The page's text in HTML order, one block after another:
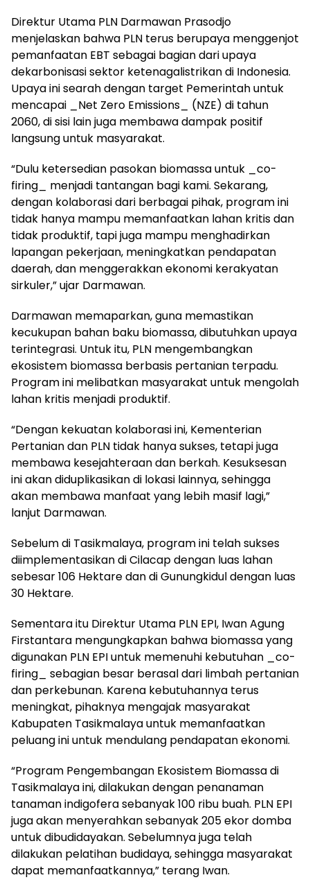
Direktur Utama PLN Darmawan Prasodjo
menjelaskan bahwa PLN terus berupaya menggenjot
pemanfaatan EBT sebagai bagian dari upaya
dekarbonisasi sektor ketenagalistrikan di Indonesia.
Upaya ini searah dengan target Pemerintah untuk
mencapai _Net Zero Emissions_ (NZE) di tahun
2060, di sisi lain juga membawa dampak positif
langsung untuk masyarakat.
“Dulu ketersedian pasokan biomassa untuk _co-
firing_ menjadi tantangan bagi kami. Sekarang,
dengan kolaborasi dari berbagai pihak, program ini
tidak hanya mampu memanfaatkan lahan kritis dan
tidak produktif, tapi juga mampu menghadirkan
lapangan pekerjaan, meningkatkan pendapatan
daerah, dan menggerakkan ekonomi kerakyatan
sirkuler,” ujar Darmawan.
Darmawan memaparkan, guna memastikan
kecukupan bahan baku biomassa, dibutuhkan upaya
terintegrasi. Untuk itu, PLN mengembangkan
ekosistem biomassa berbasis pertanian terpadu.
Program ini melibatkan masyarakat untuk mengolah
lahan kritis menjadi produktif.
“Dengan kekuatan kolaborasi ini, Kementerian
Pertanian dan PLN tidak hanya sukses, tetapi juga
membawa kesejahteraan dan berkah. Kesuksesan
ini akan diduplikasikan di lokasi lainnya, sehingga
akan membawa manfaat yang lebih masif lagi,”
lanjut Darmawan.
Sebelum di Tasikmalaya, program ini telah sukses
diimplementasikan di Cilacap dengan luas lahan
sebesar 106 Hektare dan di Gunungkidul dengan luas
30 Hektare.
Sementara itu Direktur Utama PLN EPI, Iwan Agung
Firstantara mengungkapkan bahwa biomassa yang
digunakan PLN EPI untuk memenuhi kebutuhan _co-
firing_ sebagian besar berasal dari limbah pertanian
dan perkebunan. Karena kebutuhannya terus
meningkat, pihaknya mengajak masyarakat
Kabupaten Tasikmalaya untuk memanfaatkan
peluang ini untuk mendulang pendapatan ekonomi.
“Program Pengembangan Ekosistem Biomassa di
Tasikmalaya ini, dilakukan dengan penanaman
tanaman indigofera sebanyak 100 ribu buah. PLN EPI
juga akan menyerahkan sebanyak 205 ekor domba
untuk dibudidayakan. Sebelumnya juga telah
dilakukan pelatihan budidaya, sehingga masyarakat
dapat memanfaatkannya,” terang Iwan.